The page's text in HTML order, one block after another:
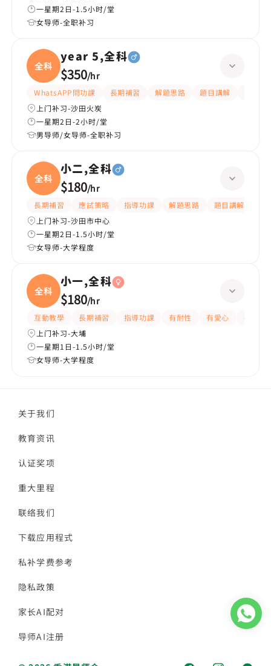
一星期2日-1.5小时/堂
女导师-全职补习
全科
year 5,全科
$350/hr
WhatsAPP問功課 長期補習 解題思路 題目講解
上门补习-沙田火炭
一星期2日-2小时/堂
男导师/女导师-全职补习
全科
小二,全科
$180/hr
長期補習 應試策略 指導功課 解題思路 題目講解
上门补习-沙田市中心
一星期2日-1.5小时/堂
女导师-大学程度
全科
小一,全科
$180/hr
互動教學 長期補習 指導功課 有耐性 有愛心
提供練
上门补习-大埔
一星期1日-1.5小时/堂
女导师-大学程度
关于我们
教育资讯
认证奖项
重大里程
联络我们
下载应用程式
私补学费参考
隐私政策
家长AI配对
导师AI注册